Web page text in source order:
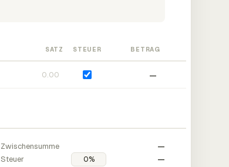
SATZ STEUER BETRAG
—
Zwischensumme
—
Steuer
—